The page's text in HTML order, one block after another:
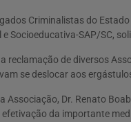
Criminalistas do
Socioeducativa-SAP/SC,
reclamação de diversos
se deslocar aos
Associação, Dr. Renato
da importante